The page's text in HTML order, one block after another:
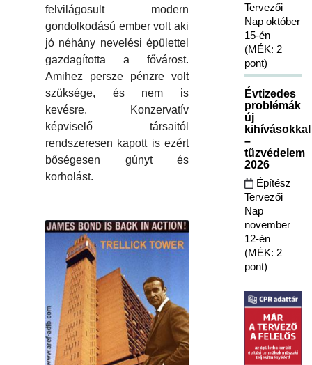
felvilágosult modern
gondolkodású ember volt aki
jó néhány nevelési épülettel
gazdagította a fővárost.
Amihez persze pénzre volt
szüksége, és nem is
kevésre. Konzervatív
képviselő társaitól
rendszeresen kapott is ezért
bőségesen gúnyt és
korholást.
Tervezői
Nap október
15-én
(MÉK: 2
pont)
Évtizedes
problémák
új
kihívásokkal
–
tűzvédelem
2026
Építész
Tervezői
Nap
november
12-én
(MÉK: 2
pont)